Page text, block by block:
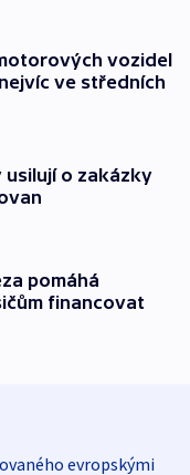
vozidel
ve středních
usilují o zakázky
pomáhá
financovat
evropskými